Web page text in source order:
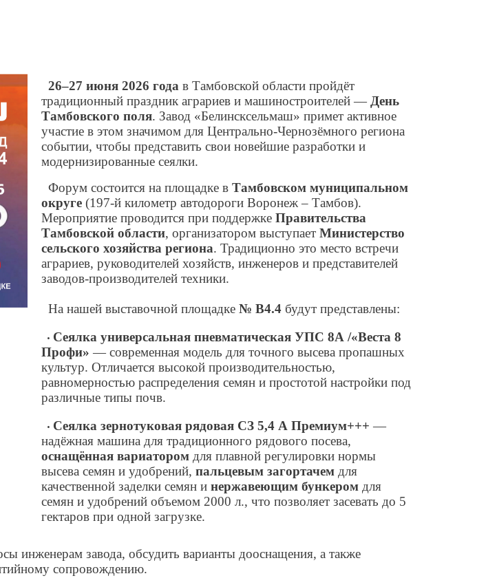
26–27 июня 2026 года в Тамбовской области пройдёт
традиционный праздник аграриев и машиностроителей — День
Тамбовского поля. Завод «Белинсксельмаш» примет активное
участие в этом значимом для Центрально-Чернозёмного региона
событии, чтобы представить свои новейшие разработки и
модернизированные сеялки.
Форум состоится на площадке в Тамбовском муниципальном
округе (197-й километр автодороги Воронеж – Тамбов).
Мероприятие проводится при поддержке Правительства
Тамбовской области, организатором выступает Министерство
сельского хозяйства региона. Традиционно это место встречи
аграриев, руководителей хозяйств, инженеров и представителей
заводов-производителей техники.
На нашей выставочной площадке № В4.4 будут представлены:
• Сеялка универсальная пневматическая УПС 8А /«Веста 8
Профи» — современная модель для точного высева пропашных
культур. Отличается высокой производительностью,
равномерностью распределения семян и простотой настройки под
различные типы почв.
• Сеялка зернотуковая рядовая СЗ 5,4 А Премиум+++ —
надёжная машина для традиционного рядового посева,
оснащённая вариатором для плавной регулировки нормы
высева семян и удобрений, пальцевым загортачем для
качественной заделки семян и нержавеющим бункером для
семян и удобрений объемом 2000 л., что позволяет засевать до 5
гектаров при одной загрузке.
инженерам завода, обсудить варианты дооснащения, а также
сопровождению.